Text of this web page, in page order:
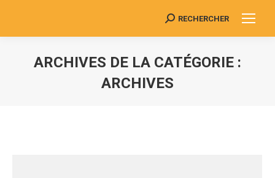
Search:
RECHERCHER
ARCHIVES DE LA CATÉGORIE :
ARCHIVES